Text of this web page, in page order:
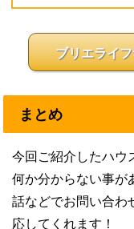
ブリエライ
まとめ
今回ご紹介したハウ
何か分からない事が
話などでお問い合わ
応してくれます！